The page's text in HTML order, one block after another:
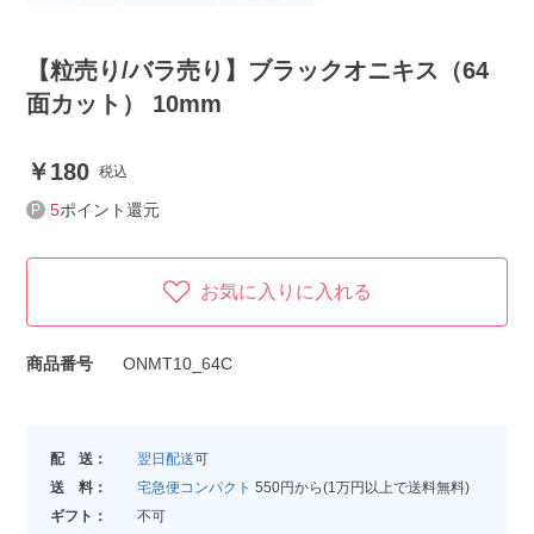
【粒売り/バラ売り】ブラックオニキス（64
面カット） 10mm
180 税込
5ポイント還元
お気に入りに入れる
商品番号 ONMT10_64C
配 送： 翌日配送可
送 料：
宅急便コンパクト 550円から(1万円以上で送料無料)
ギフト：
不可